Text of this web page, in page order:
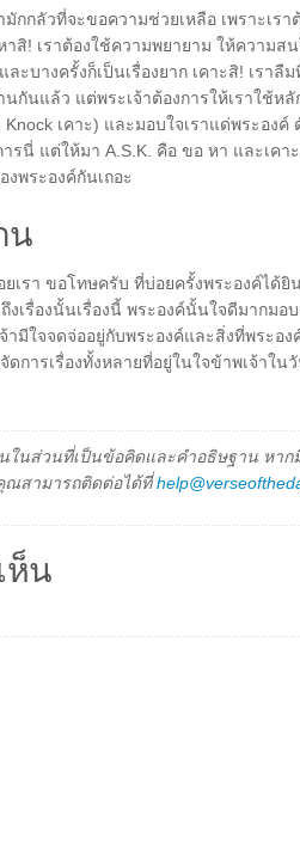
กกลัวที่จะขอความช่วยเหลือ เพราะเรา
สิ! เราต้องใช้ความพยายาม ให้ความสน
ะบางครั้งก็เป็นเรื่องยาก เคาะสิ! เราลื
นกันแล้ว แต่พระเจ้าต้องการให้เราใช้หลั
Knock เคาะ) และมอบใจเราแด่พระองค์
รนี่ แต่ให้มา A.S.K. คือ ขอ หา และเคา
พระองค์กันเถอะ
น
ยเรา ขอโทษครับ ที่บ่อยครั้งพระองค์ได้
งเรื่องนั้นเรื่องนี้ พระองค์นั้นใจดีมากมอ
ามีใจจดจ่ออยู่กับพระองค์และสิ่งที่พระอง
ดการเรื่องทั้งหลายที่อยู่ในใจข้าพเจ้าใ
ในส่วนที่เป็นข้อคิดและคำอธิษฐาน หาก
ณสามารถติดต่อได้ที่
ห็น